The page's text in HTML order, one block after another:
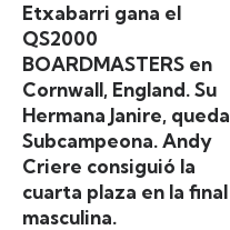
Etxabarri gana el
QS2000
BOARDMASTERS en
Cornwall, England. Su
Hermana Janire, queda
Subcampeona. Andy
Criere consiguió la
cuarta plaza en la final
masculina.